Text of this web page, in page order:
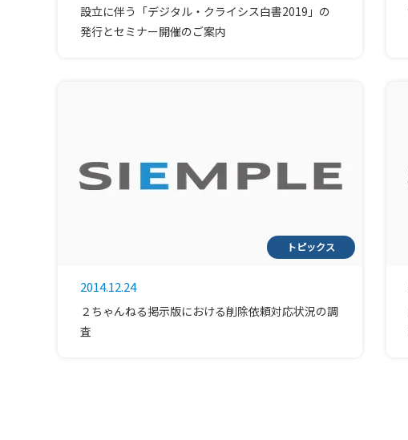
設立に伴う「デジタル・クライシス白書2019」の
発行とセミナー開催のご案内
トピックス
2014.12.24
２ちゃんねる掲示版における削除依頼対応状況の調
査